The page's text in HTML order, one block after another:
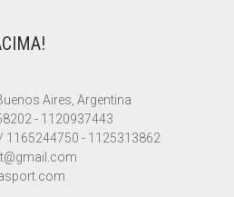
Aires, Argentina
- 1120937443
1165244750 - 1125313862